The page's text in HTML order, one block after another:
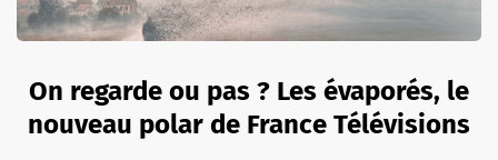
On regarde ou pas ? Les évaporés, le
nouveau polar de France Télévisions